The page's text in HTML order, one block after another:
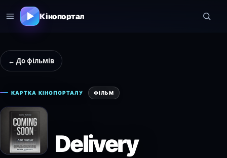
Кінопортал
← До фільмів
КАРТКА КІНОПОРТАЛУ ФІЛЬМ
Delivery